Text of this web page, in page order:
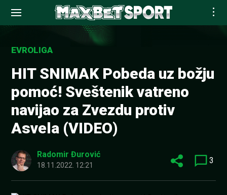
contentEVROLIGA
HIT SNIMAK Pobeda uz božju
pomoć! Sveštenik vatreno
navijao za Zvezdu protiv
Asvela (VIDEO)
Radomir Đurović
18.11.2022. 12:21 3